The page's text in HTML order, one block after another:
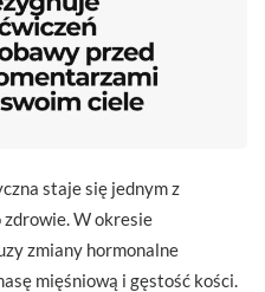
staje się jednym z
W okresie
zmiany hormonalne
mięśniową i gęstość kości.